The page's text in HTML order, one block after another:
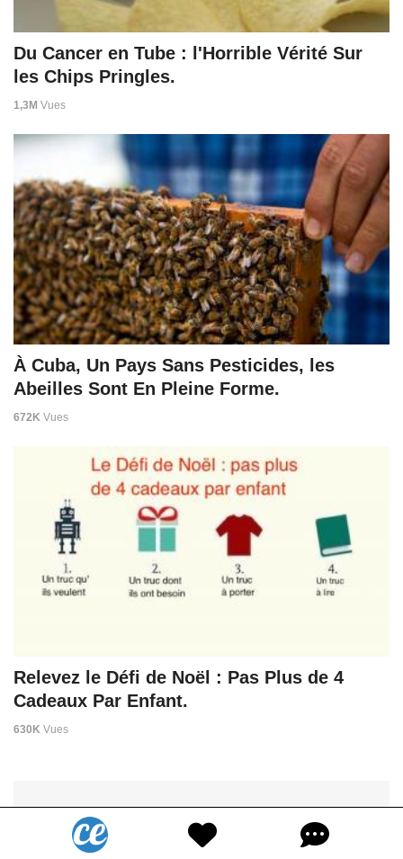
Du Cancer en Tube : l'Horrible Vérité Sur
les Chips Pringles.
1,3M Vues
À Cuba, Un Pays Sans Pesticides, les
Abeilles Sont En Pleine Forme.
672K Vues
Relevez le Défi de Noël : Pas Plus de 4
Cadeaux Par Enfant.
630K Vues